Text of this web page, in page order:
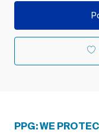
PPG: WE